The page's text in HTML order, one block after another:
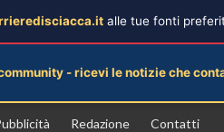
Redazione Contatti
alle tue fonti
- ricevi le notizie che